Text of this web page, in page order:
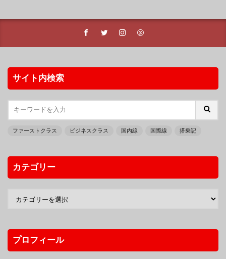
サイト内検索
ファーストクラス ビジネスクラス 国内線 国際線 搭乗記
カテゴリー
プロフィール